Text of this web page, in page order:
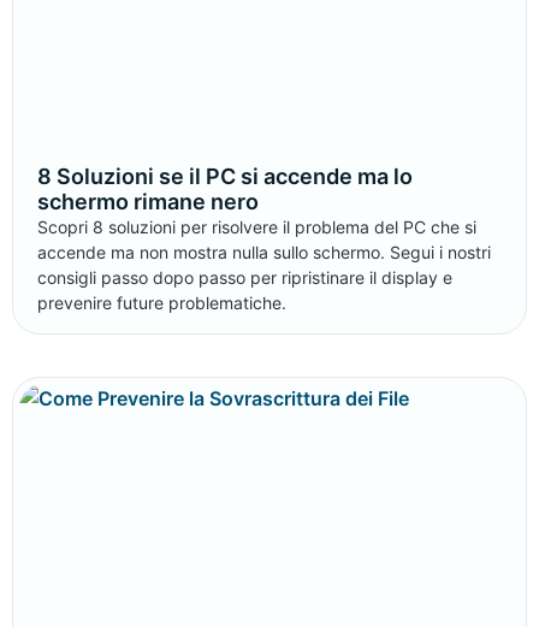
8 Soluzioni se il PC si accende ma lo
schermo rimane nero
Scopri 8 soluzioni per risolvere il problema del PC che si
accende ma non mostra nulla sullo schermo. Segui i nostri
consigli passo dopo passo per ripristinare il display e
prevenire future problematiche.